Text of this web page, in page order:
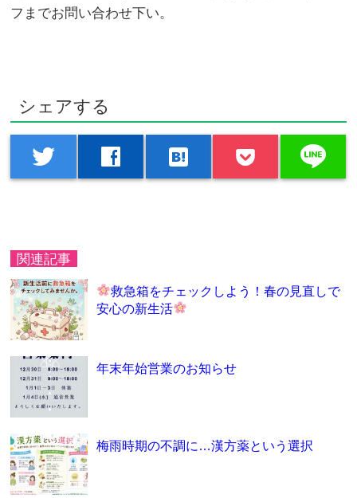
フまでお問い合わせ下い。
シェアする
twitter facebook hatenabookmark line
関連記事
救急箱をチェックしよう！春の見直しで
安心の新生活
年末年始営業のお知らせ
梅雨時期の不調に…漢方薬という選択